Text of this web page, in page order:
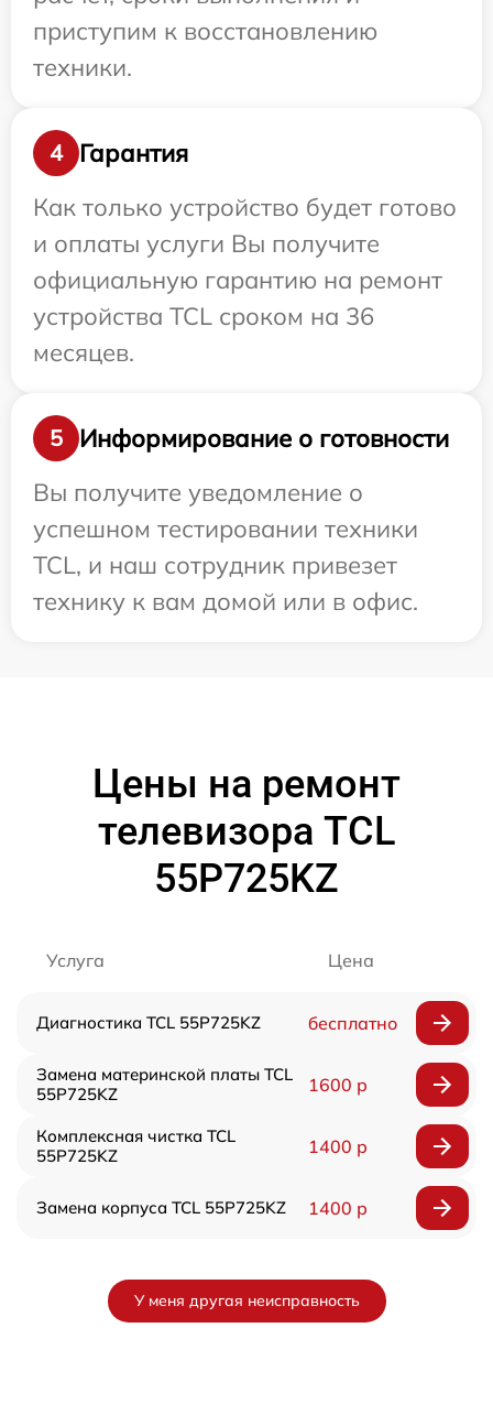
приступим к восстановлению
техники.
4
Гарантия
Как только устройство будет готово
и оплаты услуги Вы получите
официальную гарантию на ремонт
устройства TCL сроком на 36
месяцев.
5
Информирование о готовности
Вы получите уведомление о
успешном тестировании техники
TCL, и наш сотрудник привезет
технику к вам домой или в офис.
Цены на ремонт
телевизора TCL
55P725KZ
Услуга Цена
Диагностика TCL 55P725KZ бесплатно
Замена материнской платы TCL
55P725KZ
1600 р
Комплексная чистка TCL
55P725KZ
1400 р
Замена корпуса TCL 55P725KZ 1400 р
У меня другая неисправность